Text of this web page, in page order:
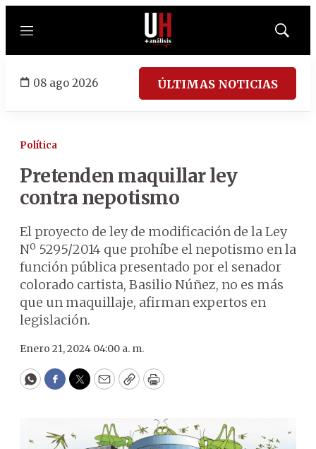
Menú
Mostrar
08 ago 2026 ÚLTIMAS NOTICIAS
Política
Pretenden maquillar ley
contra nepotismo
El proyecto de ley de modificación de la Ley
Nº 5295/2014 que prohíbe el nepotismo en la
función pública presentado por el senador
colorado cartista, Basilio Núñez, no es más
que un maquillaje, afirman expertos en
legislación.
Enero 21, 2024 04:00 a. m.
WhatsApp
Facebook
Twitter
EmailCopyPrint